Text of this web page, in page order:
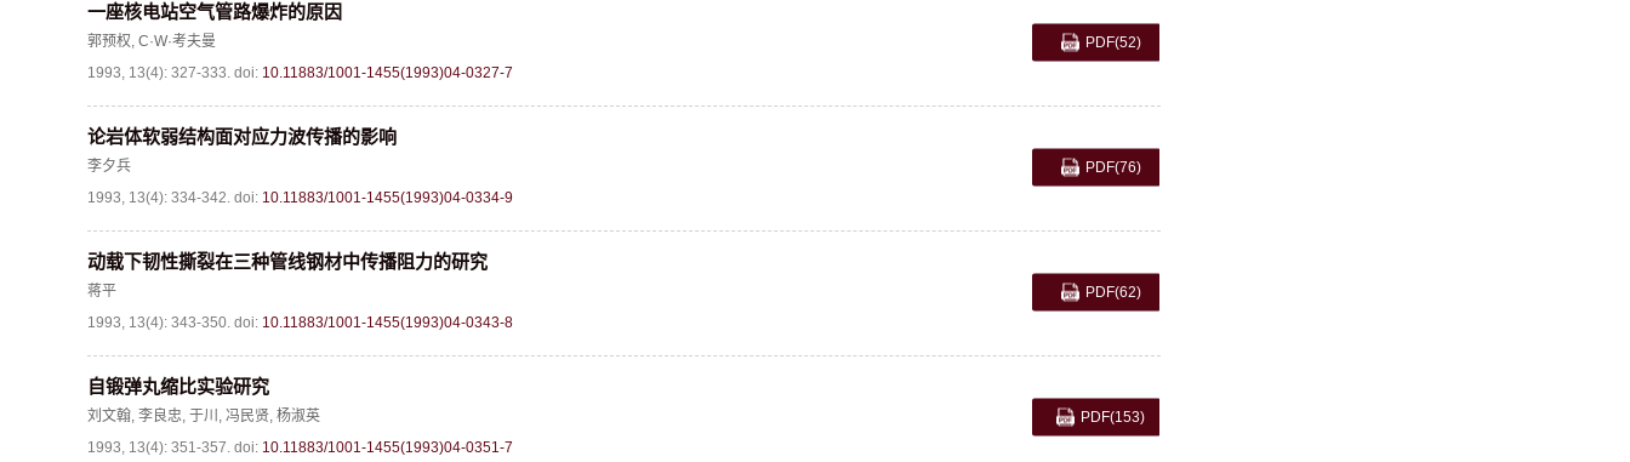
一座核电站空气管路爆炸的原因
郭预权, C·W·考夫曼
1993, 13(4): 327-333. doi: 10.11883/1001-1455(1993)04-0327-7
PDF(52)
论岩体软弱结构面对应力波传播的影响
李夕兵
1993, 13(4): 334-342. doi: 10.11883/1001-1455(1993)04-0334-9
PDF(76)
动载下韧性撕裂在三种管线钢材中传播阻力的研究
蒋平
1993, 13(4): 343-350. doi: 10.11883/1001-1455(1993)04-0343-8
PDF(62)
自锻弹丸缩比实验研究
刘文翰, 李良忠, 于川 , 冯民贤, 杨淑英
1993, 13(4): 351-357. doi: 10.11883/1001-1455(1993)04-0351-7
PDF(153)